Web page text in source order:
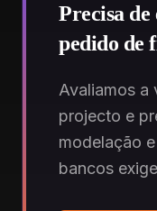
Precisa
pedido de
Avaliamos a
projecto e
modelação
bancos